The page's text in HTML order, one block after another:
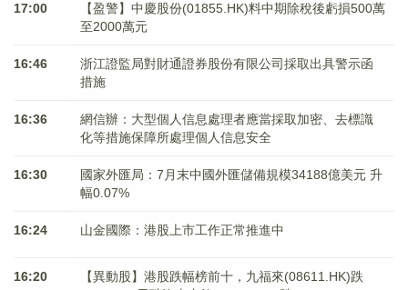
17:00
【盈警】中慶股份(01855.HK)料中期除稅後虧損500萬
至2000萬元
16:46
浙江證監局對財通證券股份有限公司採取出具警示函
措施
16:36
網信辦：大型個人信息處理者應當採取加密、去標識
化等措施保障所處理個人信息安全
16:30
國家外匯局：7月末中國外匯儲備規模34188億美元 升
幅0.07%
16:24 山金國際：港股上市工作正常推進中
16:20
【異動股】港股跌幅榜前十，九福來(08611.HK)跌